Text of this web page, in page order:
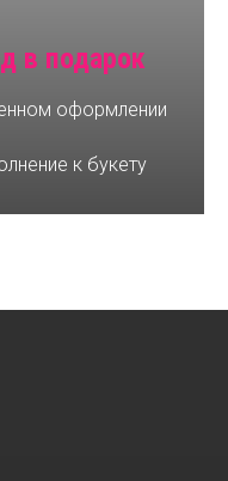
в подарок
оформлении
к букету